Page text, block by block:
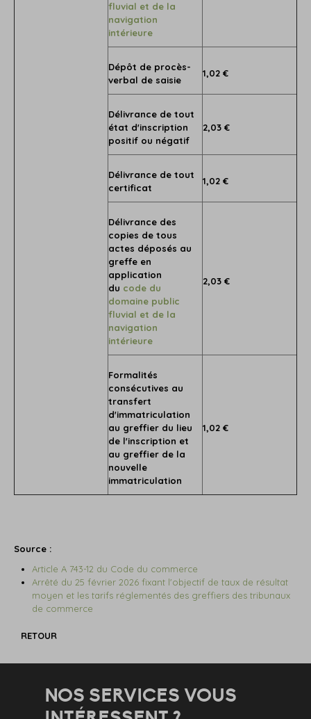
fluvial et de la
navigation
intérieure
Dépôt de procès-
verbal de saisie
1,02 €
Délivrance de tout
état d'inscription
positif ou négatif
2,03 €
Délivrance de tout
certificat
1,02 €
Délivrance des
copies de tous
actes déposés au
greffe en
application
du code du
domaine public
fluvial et de la
navigation
intérieure
2,03 €
Formalités
consécutives au
transfert
d'immatriculation
au greffier du lieu
de l'inscription et
au greffier de la
nouvelle
immatriculation
1,02 €
Source :
Article A 743-12 du Code du commerce
Arrêté du 25 février 2026 fixant l'objectif de taux de résultat
moyen et les tarifs réglementés des greffiers des tribunaux
de commerce
RETOUR
NOS SERVICES VOUS